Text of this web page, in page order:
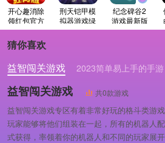
开心趣消除
领红包官方
最新版
刑天铠甲模
拟器游戏绿
色版
纪念碑谷2
游戏最新版
猜你喜欢
益智闯关游戏
2023简单易上手的手游
益智闯关游戏 共0款游戏
益智闯关游戏专区有着非常好玩的格斗类游
玩家能够将他们组装在一起，所有的机器人
式获得，率领着你的机器人和不同的玩家展